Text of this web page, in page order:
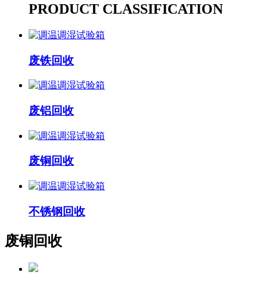
PRODUCT CLASSIFICATION
废铁回收
废铝回收
废铜回收
不锈钢回收
废铜回收